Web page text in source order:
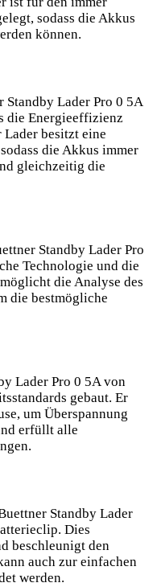
sodass die Akkus
können.
Standby Lader Pro 0 5A⁣
die Energieeffizienz
Lader ‌besitzt​ eine
⁤die ⁢Akkus immer
gleichzeitig die
Standby Lader Pro⁤
Technologie und die‌
die Analyse des
die bestmögliche
Lader Pro 0 5A von
gebaut. Er⁣
um Überspannung
erfüllt‌ alle⁤
⁤Standby ‌Lader
Dies
‌beschleunigt den
auch zur einfachen
werden.